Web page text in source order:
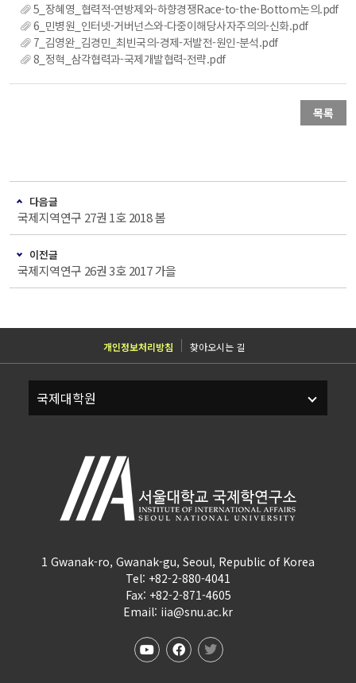
5_장혜영_협력적-연방제와-하향경쟁Race-to-the-Bottom논의.pdf
6_민병원_인터넷-거버넌스와-다중이해당사자주의의-신화.pdf
7_김영완_김경민_최빈국의-경제-저발전-원인-분석.pdf
8_정혁_삼각협력과-국제개발협력-전략.pdf
목록
다음글
국제지역연구 27권 1호 2018 봄
이전글
국제지역연구 26권 3호 2017 가을
개인정보처리방침 찾아오시는 길
1 Gwanak-ro, Gwanak-gu, Seoul, Republic of Korea
Tel: +82-2-880-4041
Fax: +82-2-871-4605
Email: iia@snu.ac.kr